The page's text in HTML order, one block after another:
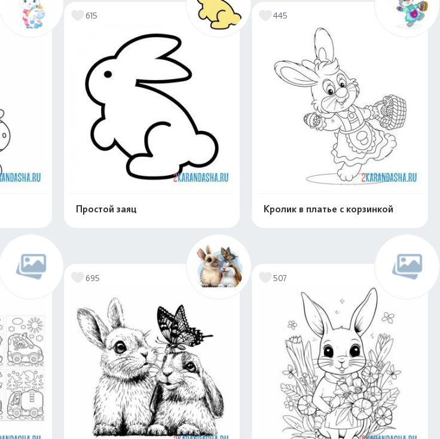
615
Простой заяц
Распечатать и скачать
445
Кролик в платье с корзинкой
695 507